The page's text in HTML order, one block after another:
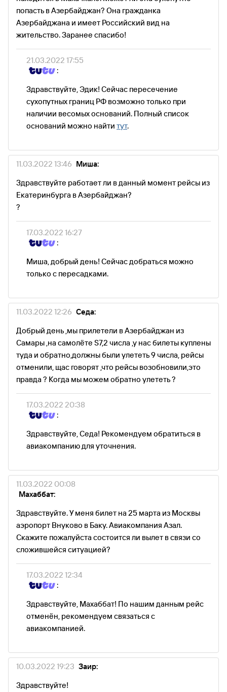
попасть в Азербайджан? Она гражданка
Азербайджана и имеет Российский вид на
жительство. Заранее спасибо!
21.03.2022 17:55
:
Здравствуйте, Эдик! Сейчас пересечение
сухопутных границ РФ возможно только при
наличии весомых оснований. Полный список
оснований можно найти тут.
11.03.2022 13:46 Миша:
Здравствуйте работает ли в данный момент рейсы из
Екатеринбурга в Азербайджан?
?
17.03.2022 16:27
:
Миша, добрый день! Сейчас добраться можно
только с пересадками.
11.03.2022 12:26 Седа:
Добрый день ,мы прилетели в Азербайджан из
Самары ,на самолёте S7,2 числа ,у нас билеты куплены
туда и обратно,должны были улететь 9 числа, рейсы
отменили, щас говорят ,что рейсы возобновили,это
правда ? Когда мы можем обратно улететь ?
17.03.2022 20:38
:
Здравствуйте, Седа! Рекомендуем обратиться в
авиакомпанию для уточнения.
11.03.2022 00:08
Махаббат:
Здравствуйте. У меня билет на 25 марта из Москвы
аэропорт Внуково в Баку. Авиакомпания Азал.
Скажите пожалуйста состоится ли вылет в связи со
сложившейся ситуацией?
17.03.2022 12:34
:
Здравствуйте, Махаббат! По нашим данным рейс
отменён, рекомендуем связаться с
авиакомпанией.
10.03.2022 19:23 Заир:
Здравствуйте!